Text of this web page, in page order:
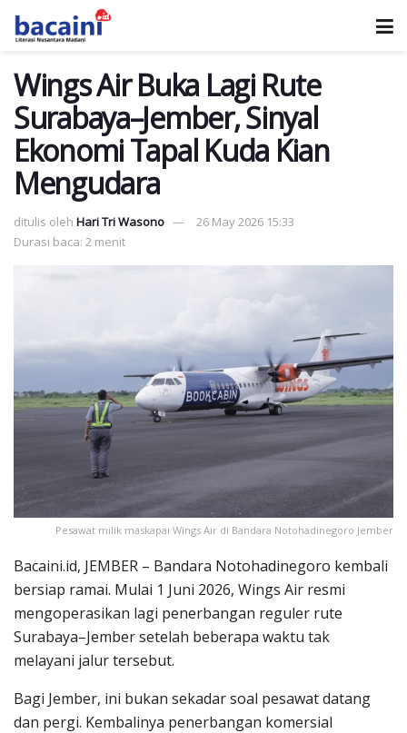
Wings Air Buka Lagi Rute
Surabaya–Jember, Sinyal
Ekonomi Tapal Kuda Kian
Mengudara
ditulis oleh Hari Tri Wasono
26 May 2026 15:33
Durasi baca: 2 menit
Pesawat milik maskapai Wings Air di Bandara Notohadinegoro Jember
Bacaini.id, JEMBER – Bandara Notohadinegoro kembali
bersiap ramai. Mulai 1 Juni 2026, Wings Air resmi
mengoperasikan lagi penerbangan reguler rute
Surabaya–Jember setelah beberapa waktu tak
melayani jalur tersebut.
Bagi Jember, ini bukan sekadar soal pesawat datang
dan pergi. Kembalinya penerbangan komersial